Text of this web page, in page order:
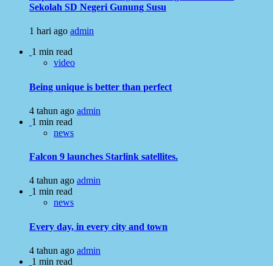
Sekolah SD Negeri Gunung Susu
1 hari ago admin
1 min read
video
Being unique is better than perfect
4 tahun ago admin
1 min read
news
Falcon 9 launches Starlink satellites.
4 tahun ago admin
1 min read
news
Every day, in every city and town
4 tahun ago admin
1 min read